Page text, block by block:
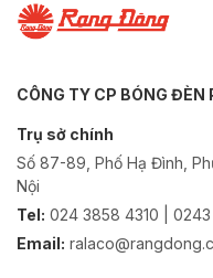
CÔNG TY CP BÓNG ĐÈN
Trụ sở chính
Số 87-89, Phố Hạ Đình,
Nội
Tel: 024 3858 4310 |
Email: